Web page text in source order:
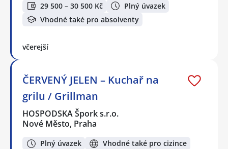
29 500 – 30 500 Kč
Plný úvazek
Vhodné také pro absolventy
včerejší
ČERVENÝ JELEN – Kuchař na
grilu / Grillman
HOSPODSKA Špork s.r.o.
Nové Město, Praha
Plný úvazek
Vhodné také pro cizince